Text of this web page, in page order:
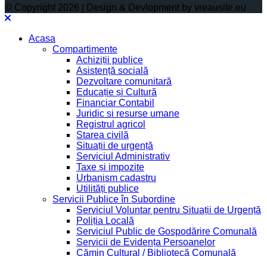
© Copyright 2026 | Design & Devlopment by vreausite.eu
Acasa
Compartimente
Achiziții publice
Asistență socială
Dezvoltare comunitară
Educație și Cultură
Financiar Contabil
Juridic si resurse umane
Registrul agricol
Starea civilă
Situații de urgență
Serviciul Administrativ
Taxe și impozite
Urbanism cadastru
Utilități publice
Servicii Publice în Subordine
Serviciul Voluntar pentru Situații de Urgență
Poliția Locală
Serviciul Public de Gospodărire Comunală
Servicii de Evidența Persoanelor
Cămin Cultural / Bibliotecă Comunală